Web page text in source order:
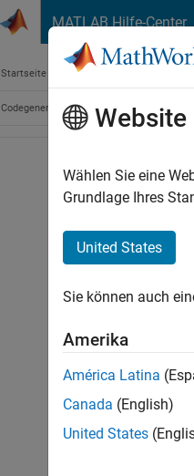
MATLAB Hilfe-Center
Startseite der Dokumentation
Codegenerierung Website
Wählen Sie eine
Grundlage Ihres
United States
Sie können auch
Amerika
América Latina
Canada (English)
United States